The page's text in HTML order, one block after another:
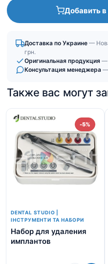
620
грн.
грн.
Добавить в
Доставка по Украине —
грн.
Оригинальная продукция —
Консультация менеджера —
Также вас могут
-5%
DENTAL STUDIO |
ІНСТРУМЕНТИ ТА НАБОРИ
Набор для удаления
имплантов